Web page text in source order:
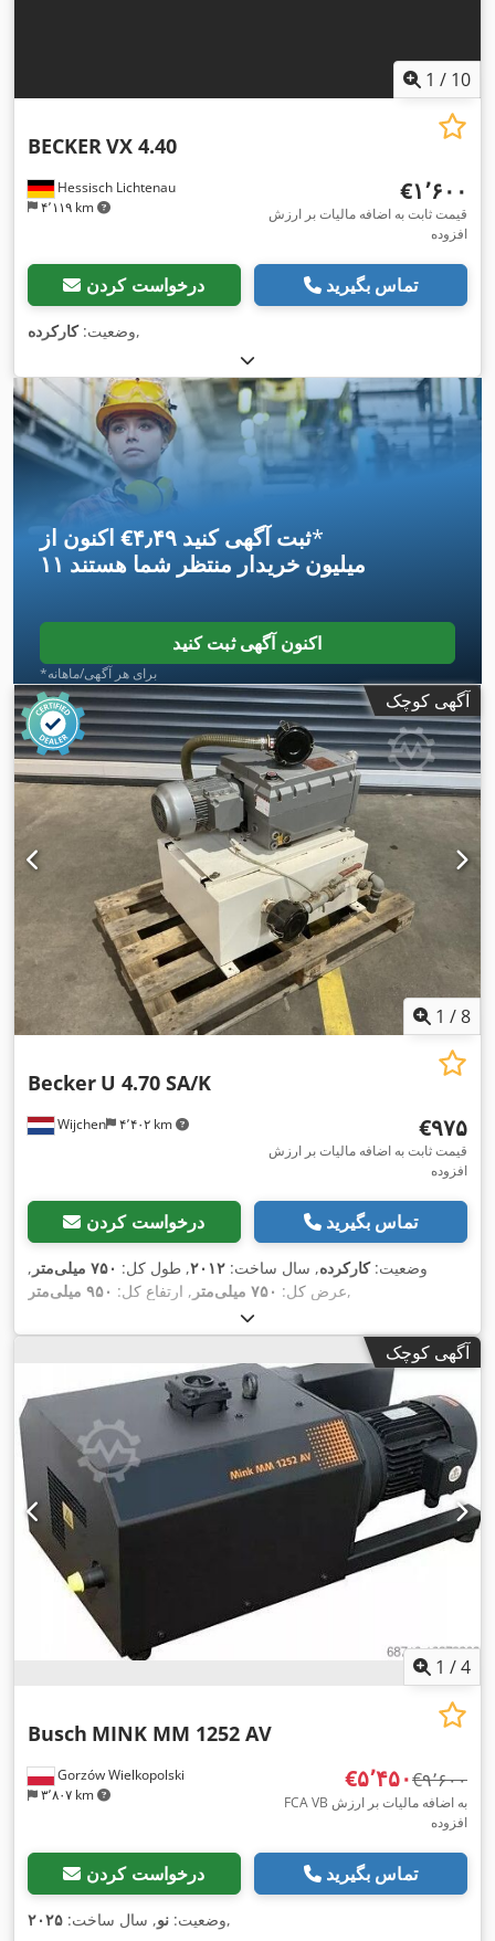
1 / 10
Hessisch Lichtenau
۴٬۱۱۹ km
BECKERVX 4.40
‎€۱٬۶۰۰
قیمت ثابت به اضافه مالیات بر ارزش
افزوده
درخواست کردن تماس بگیرید
وضعیت:کارکرده ,
اکنون از ‎€۴٫۴۹ ثبت آگهی کنید*
۱۱ میلیون خریدار منتظر شما هستند
اکنون آگهی ثبت کنید
*برای هر آگهی/ماهانه
آگهی کوچک
1 /8
Wijchen ۴٬۴۰۲ km
Becker U 4.70 SA/K
‎€۹۷۵
قیمت ثابت به اضافه مالیات بر ارزش
افزوده
درخواست کردن تماس بگیرید
وضعیت:کارکرده, سال ساخت: ۲۰۱۲, طول کل: ۷۵۰ میلی‌متر
,
عرض کل: ۷۵۰ میلی‌متر , ارتفاع کل: ۹۵۰ میلی‌متر ,
آگهی کوچک
1 /4
Gorzów Wielkopolski
۳٬۸۰۷ km
Busch MINK MM 1252 AV
‎€۵٬۴۵۰ ‎€۹٬۶۰۰
FCA VB به اضافه مالیات بر ارزش
افزوده
درخواست کردن تماس بگیرید
وضعیت: نو, سال ساخت: ۲۰۲۵ ,